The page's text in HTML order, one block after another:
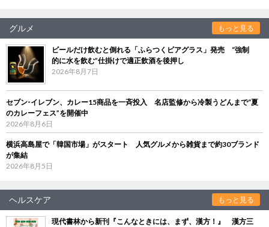
グルメ もっと見る
ビールだけ飲むと倒れる「ふらつくビアグラス」発売 “強制
的に水を飲む”仕掛けで適正飲酒を後押し
2026年8月7日
セブン‐イレブン、カレー15商品を一斉投入 名店監修から冷製うどんまで“夏
のカレーフェス”を開催中
2026年8月6日
横浜高島屋で「韓国市場」がスタート 人気グルメから雑貨まで約30ブランド
が集結
2026年8月5日
ヘルスケア もっと見る
現代書林から新刊『こんなときには、まず、漢方！』 漢方三